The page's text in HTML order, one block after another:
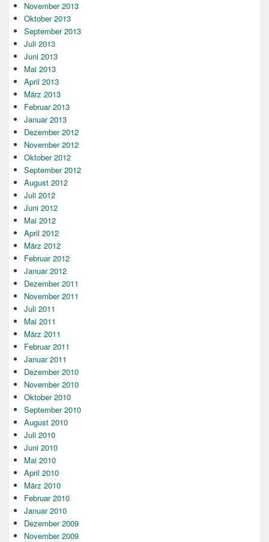
November 2013
Oktober 2013
September 2013
Juli 2013
Juni 2013
Mai 2013
April 2013
März 2013
Februar 2013
Januar 2013
Dezember 2012
November 2012
Oktober 2012
September 2012
August 2012
Juli 2012
Juni 2012
Mai 2012
April 2012
März 2012
Februar 2012
Januar 2012
Dezember 2011
November 2011
Juli 2011
Mai 2011
März 2011
Februar 2011
Januar 2011
Dezember 2010
November 2010
Oktober 2010
September 2010
August 2010
Juli 2010
Juni 2010
Mai 2010
April 2010
März 2010
Februar 2010
Januar 2010
Dezember 2009
November 2009